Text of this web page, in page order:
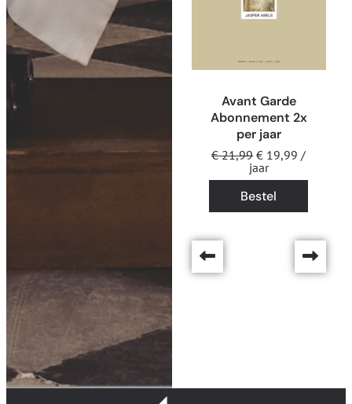
Avant Garde
Abonnement 2x
per jaar
€21,99 € 19,99 /
jaar
Bestel